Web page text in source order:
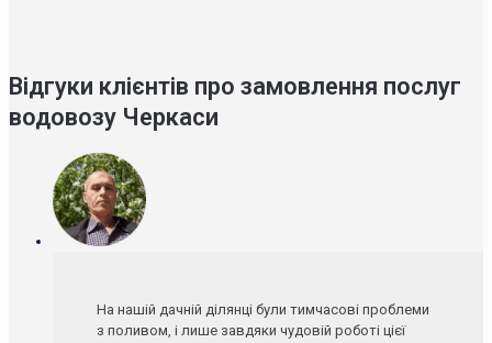
Відгуки клієнтів про замовлення послуг
водовозу Черкаси
На нашій дачній ділянці були тимчасові проблеми
з поливом, і лише завдяки чудовій роботі цієї